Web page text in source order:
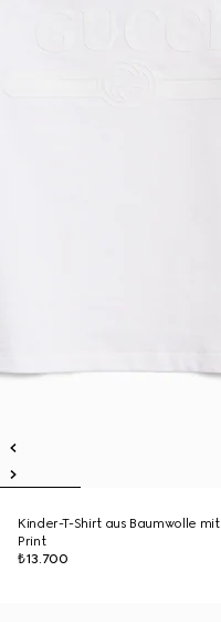
Kinder-T-Shirt aus Baumwolle mit
Print
₺13.700